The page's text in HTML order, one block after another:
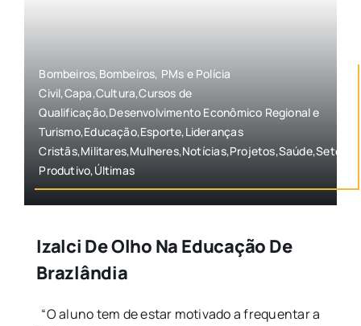
Bombeiros,Bombeiros, PMs e Polícia
Civil,Capa,Cultura,Cursos de
Qualificação,Desenvolvimento Econômico Regional e
Turismo,Educação,Esporte,Lideranças
Cristãs,Militares,Mulheres,Notícias,Projetos,Saúde,Setor
Produtivo,Últimas
Izalci De Olho Na Educação De
Brazlândia
“O aluno tem de estar motivado a frequentar a